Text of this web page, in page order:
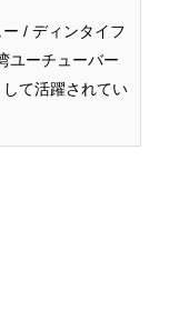
/ ディンタイフ
ユーチューバー
て活躍されてい